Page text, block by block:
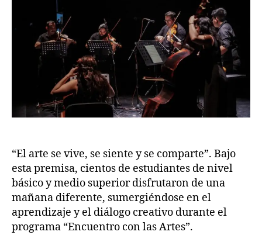
“El arte se vive, se siente y se comparte”. Bajo
esta premisa, cientos de estudiantes de nivel
básico y medio superior disfrutaron de una
mañana diferente, sumergiéndose en el
aprendizaje y el diálogo creativo durante el
programa “Encuentro con las Artes”.